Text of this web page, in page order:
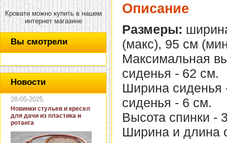
Кровати можно купить в нашем
интернет магазине
Вы смотрели
Новости
28-05-2025
Новинки стульев и кресел
для дачи из пластика и
ротанга
Описание
Размеры:
(макс), 95 см
Максимальная
сиденья - 62 см.
Ширина сиденья
сиденья - 6 см.
Высота спинки -
Ширина и длина